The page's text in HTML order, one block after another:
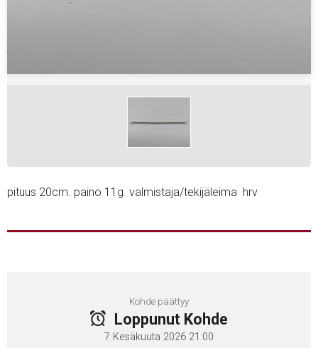
pituus 20cm. paino 11g. valmistaja/tekijäleima hrv
Kohde päättyy
Loppunut Kohde
7 Kesäkuuta 2026 21:00